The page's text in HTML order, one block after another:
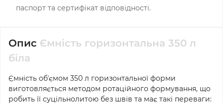
Опис Ємність горизонтальна 350 л
біла
Ємність обʼємом 350 л горизонтальної форми
виготовляється методом ротаційного формування, що
робить її суцільнолитою без швів та має такі переваги:
паспорт та сертифікат відповідності.